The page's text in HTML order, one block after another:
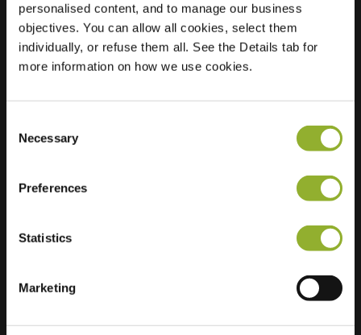
personalised content, and to manage our business
objectives. You can allow all cookies, select them
individually, or refuse them all. See the Details tab for
more information on how we use cookies.
Selection
Necessary
Preferences
Statistics
Marketing
Beliggenhed
Brunellaan 68
4143 EG Leerdam
Holland